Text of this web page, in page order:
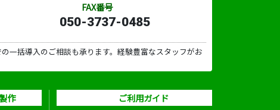
FAX番号
050-3737-0485
一括導入のご相談も承ります。経験豊富なスタッフがお
作 ご利用ガイド